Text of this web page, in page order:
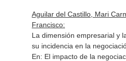
Aguilar del Castillo, Mari
Francisco:
La dimensión empresarial y
su incidencia en la
En: El impacto de la